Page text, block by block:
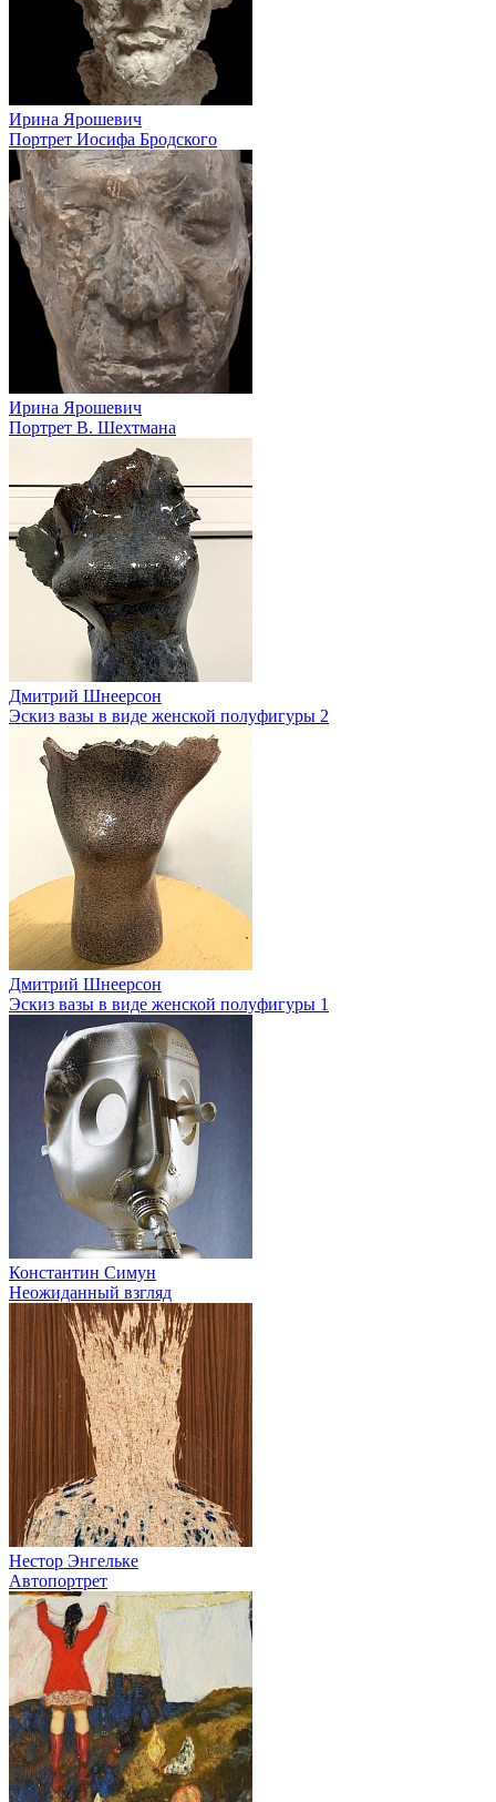
Ирина Ярошевич
Портрет Иосифа Бродского
Ирина Ярошевич
Портрет В. Шехтмана
Дмитрий Шнеерсон
Эскиз вазы в виде женской полуфигуры 2
Дмитрий Шнеерсон
Эскиз вазы в виде женской полуфигуры 1
Константин Симун
Неожиданный взгляд
Нестор Энгельке
Автопортрет